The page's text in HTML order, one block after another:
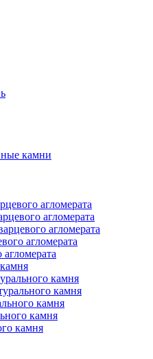
камни
агломерата
агломерата
агломерата
агломерата
камня
камня
камня
камня
камня